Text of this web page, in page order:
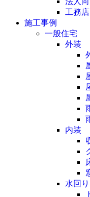
工務
施工事例
一般住宅
外装
内装
水回り